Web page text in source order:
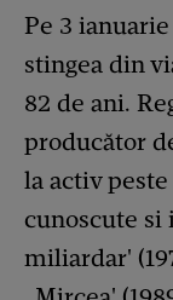
Pe 3
stingea din
82 de ani.
producător
la activ
cunoscute si
miliardar'